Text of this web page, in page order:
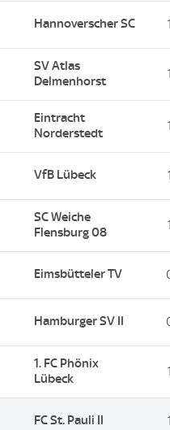
Hannoverscher SC 1
SV Atlas
Delmenhorst
1
Eintracht
Norderstedt
1
VfB Lübeck 1
SC Weiche
Flensburg 08
1
Eimsbütteler TV
Hamburger SV II
1. FC Phönix
Lübeck
1
FC St. Pauli II 1